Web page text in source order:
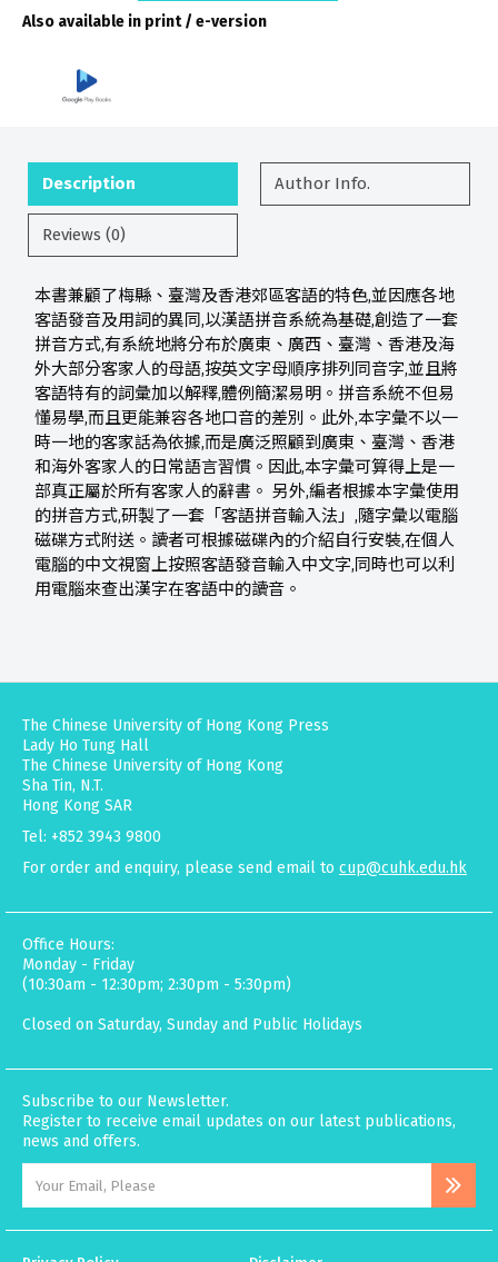
Also available in print / e-version
Description Author Info.
Reviews (0)
本書兼顧了梅縣、臺灣及香港郊區客語的特色,並因應各地
客語發音及用詞的異同,以漢語拼音系統為基礎,創造了一套
拼音方式,有系統地將分布於廣東、廣西、臺灣、香港及海
外大部分客家人的母語,按英文字母順序排列同音字,並且將
客語特有的詞彙加以解釋,體例簡潔易明。拼音系統不但易
懂易學,而且更能兼容各地口音的差別。此外,本字彙不以一
時一地的客家話為依據,而是廣泛照顧到廣東、臺灣、香港
和海外客家人的日常語言習慣。因此,本字彙可算得上是一
部真正屬於所有客家人的辭書。 另外,編者根據本字彙使用
的拼音方式,研製了一套「客語拼音輸入法」,隨字彙以電腦
磁碟方式附送。讀者可根據磁碟內的介紹自行安裝,在個人
電腦的中文視窗上按照客語發音輸入中文字,同時也可以利
用電腦來查出漢字在客語中的讀音。
The Chinese University of Hong Kong Press
Lady Ho Tung Hall
The Chinese University of Hong Kong
Sha Tin, N.T.
Hong Kong SAR
Tel: +852 3943 9800
For order and enquiry, please send email to cup@cuhk.edu.hk
Office Hours:
Monday - Friday
(10:30am - 12:30pm; 2:30pm - 5:30pm)
Closed on Saturday, Sunday and Public Holidays
Subscribe to our Newsletter.
Register to receive email updates on our latest publications,
news and offers.